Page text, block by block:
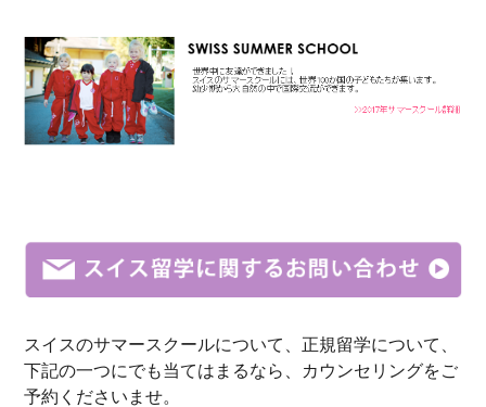
スイスのサマースクールについて、正規留学について、
下記の一つにでも当てはまるなら、カウンセリングをご
予約くださいませ。